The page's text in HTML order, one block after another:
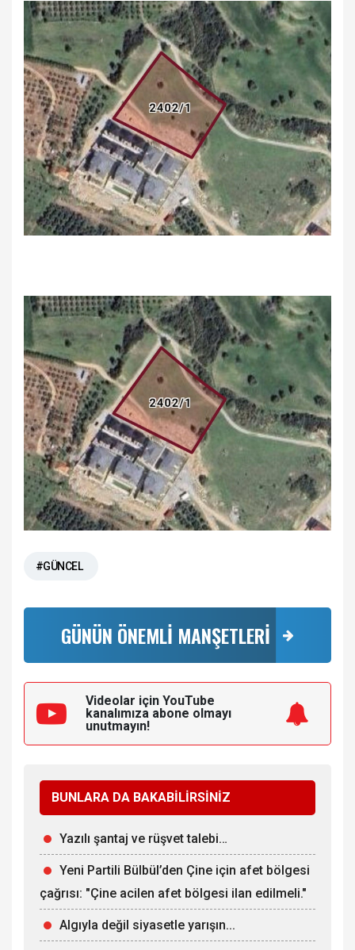
#GÜNCEL
GÜNÜN ÖNEMLİ MANŞETLERİ
Videolar için YouTube
kanalımıza abone olmayı
unutmayın!
BUNLARA DA BAKABİLİRSİNİZ
Yazılı şantaj ve rüşvet talebi…
Yeni Partili Bülbül’den Çine için afet bölgesi
çağrısı: "Çine acilen afet bölgesi ilan edilmeli."
Algıyla değil siyasetle yarışın...